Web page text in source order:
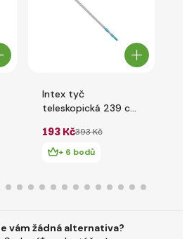
Intex tyč
teleskopická 239 cm
193 Kč393 Kč
+ 6 bodů
vám žádná alternativa?